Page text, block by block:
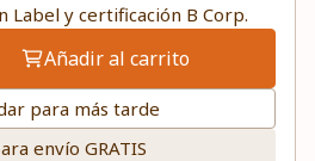
Label y certificación B Corp.
Añadir al carrito
para más tarde
envío GRATIS